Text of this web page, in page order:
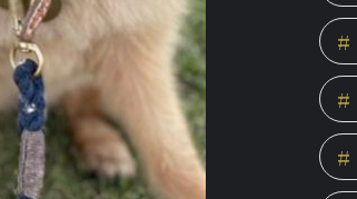
#
#
#